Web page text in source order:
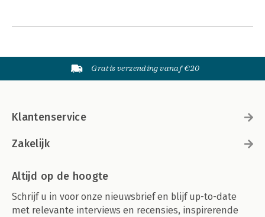
Gratis verzending vanaf €20
Klantenservice
Zakelijk
Altijd op de hoogte
Schrijf u in voor onze nieuwsbrief en blijf up-to-date
met relevante interviews en recensies, inspirerende